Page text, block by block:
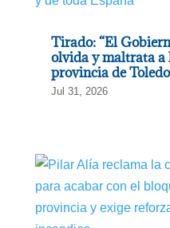
Tirado: “El
olvida y maltrata a
provincia de
Jul 31, 2026